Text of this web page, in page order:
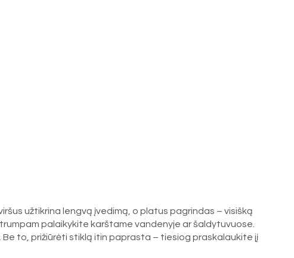
užtikrina lengvą įvedimą, o platus pagrindas – visišką
palaikykite karštame vandenyje ar šaldytuvuose.
to, prižiūrėti stiklą itin paprasta – tiesiog praskalaukite jį